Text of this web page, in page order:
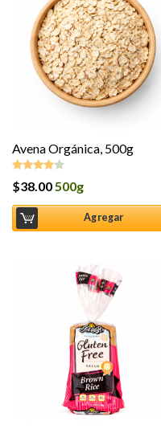
Avena Orgánica, 500g
Valorado
de 5
$38.00500g
Agregar